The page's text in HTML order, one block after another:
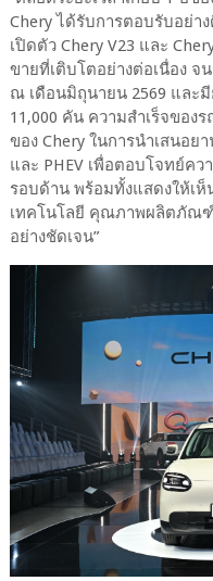
Chery ได้รับการตอบรับอย่า
เปิดตัว Chery V23 และ
ขายที่เติบโตอย่างต่อเนื่อง จ
ณ เดือนมิถุนายน 2569 และ
11,000 คัน ความสำเร็จของ
ของ Chery ในการนำเสนอ
และ PHEV เพื่อตอบโจทย์ค
รอบด้าน พร้อมทั้งแสดงให้เ
เทคโนโลยี คุณภาพผลิตภัณฑ์
อย่างชัดเจน”